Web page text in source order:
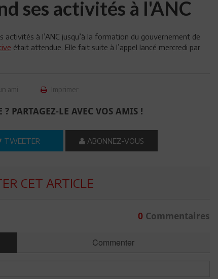
ses activités à l'ANC
activités à l’ANC jusqu’à la formation du gouvernement de
était attendue. Elle fait suite à l’appel lancé mercredi par
ami Imprimer
PARTAGEZ-LE AVEC VOS AMIS !
TWEETER ABONNEZ-VOUS
CET ARTICLE
0Commentaires
Commenter